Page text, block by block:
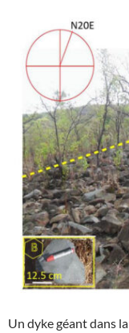
Un dyke géant dans